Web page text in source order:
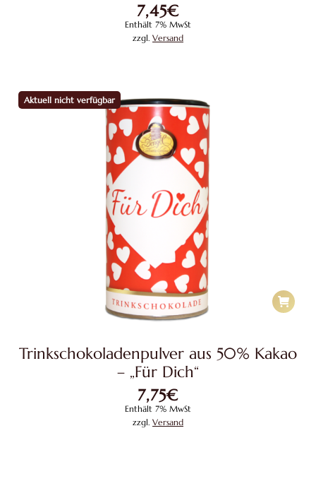
7,45€
Enthält 7% MwSt
zzgl. Versand
Aktuell nicht verfügbar
Trinkschokoladenpulver aus 50% Kakao
– „Für Dich“
7,75€
Enthält 7% MwSt
zzgl. Versand